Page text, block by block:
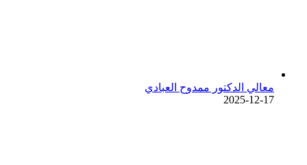
معالي الدكتور ممدوح العبادي
2025-12-17